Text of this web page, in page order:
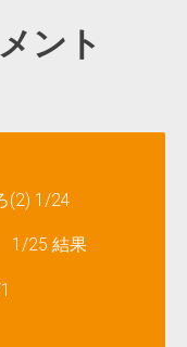
ント
(2) 1/24
1/25 結果